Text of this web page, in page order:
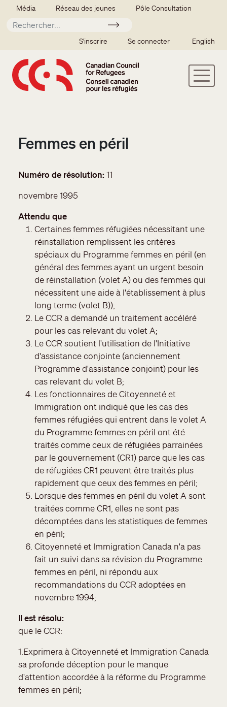
Aller au contenu principal
Secondary menu
Média Réseau des jeunes Pôle Consultation
Soumettre
SSO user menu
S'inscrire Se connecter English
Femmes en péril
Numéro de résolution 11
novembre 1995
Attendu que
Certaines femmes réfugiées nécessitant une
réinstallation remplissent les critères
spéciaux du Programme femmes en péril (en
général des femmes ayant un urgent besoin
de réinstallation (volet A) ou des femmes qui
nécessitent une aide à l'établissement à plus
long terme (volet B));
Le CCR a demandé un traitement accéléré
pour les cas relevant du volet A;
Le CCR soutient l'utilisation de l'Initiative
d'assistance conjointe (anciennement
Programme d'assistance conjoint) pour les
cas relevant du volet B;
Les fonctionnaires de Citoyenneté et
Immigration ont indiqué que les cas des
femmes réfugiées qui entrent dans le volet A
du Programme femmes en péril ont été
traités comme ceux de réfugiées parrainées
par le gouvernement (CR1) parce que les cas
de réfugiées CR1 peuvent être traités plus
rapidement que ceux des femmes en péril;
Lorsque des femmes en péril du volet A sont
traitées comme CR1, elles ne sont pas
décomptées dans les statistiques de femmes
en péril;
Citoyenneté et Immigration Canada n'a pas
fait un suivi dans sa révision du Programme
femmes en péril, ni répondu aux
recommandations du CCR adoptées en
novembre 1994;
Il est résolu
que le CCR:
1.Exprimera à Citoyenneté et Immigration Canada
sa profonde déception pour le manque
d'attention accordée à la réforme du Programme
femmes en péril;